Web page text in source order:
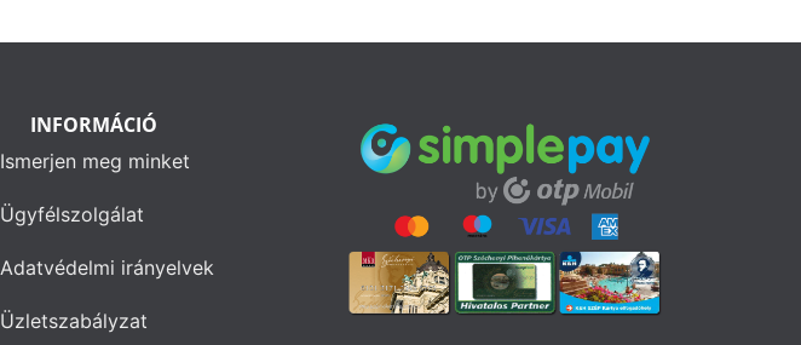
INFORMÁCIÓ
Ismerjen meg minket
Ügyfélszolgálat
Adatvédelmi irányelvek
Üzletszabályzat